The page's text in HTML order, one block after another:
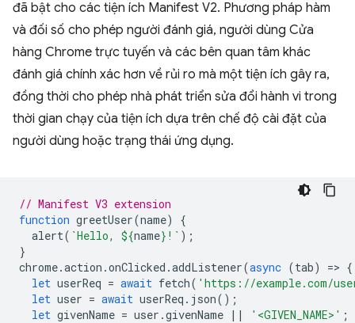
đã bật cho các tiện ích Manifest V2. Phương pháp hàm
và đối số cho phép người đánh giá, người dùng Cửa
hàng Chrome trực tuyến và các bên quan tâm khác
đánh giá chính xác hơn về rủi ro mà một tiện ích gây ra,
đồng thời cho phép nhà phát triển sửa đổi hành vi trong
thời gian chạy của tiện ích dựa trên chế độ cài đặt của
người dùng hoặc trạng thái ứng dụng.
// Manifest V3 extension
function greetUser(name)
{
alert( `Hello, ${name} !` );
}
chrome.action .onClicked .addListener(async (tab) => {
let userReq = await fetch( 'https://example.com/
let user = await userReq . json();
let givenName = user .givenName || '<GIVEN_NAME>' ;